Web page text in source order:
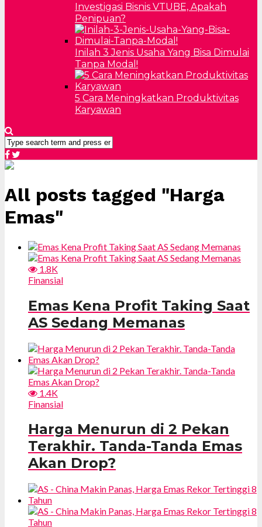
Investigasi Bisnis VTUBE, Apakah
Penipuan?
Inilah 3 Jenis Usaha Yang Bisa Dimulai
Tanpa Modal!
5 Cara Meningkatkan Produktivitas
Karyawan
All posts tagged "Harga
Emas"
1.8K
Finansial
Emas Kena Profit Taking Saat
AS Sedang Memanas
1.4K
Finansial
Harga Menurun di 2 Pekan
Terakhir. Tanda-Tanda Emas
Akan Drop?